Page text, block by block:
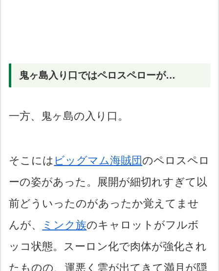
鬼ヶ島入り口ではペロスペローが…
一方、鬼ヶ島の入り口。
そこには ビッグマム海賊団のペロスペロ
ーの姿があった。展開が細切れすぎて以
前どういったのがあったか覚えてませ
んが、
ミンク族のキャロットがフルボ
ッコ状態。スーロン化で肉体が強化され
たものの、運悪く雲が出てきて満月が隠